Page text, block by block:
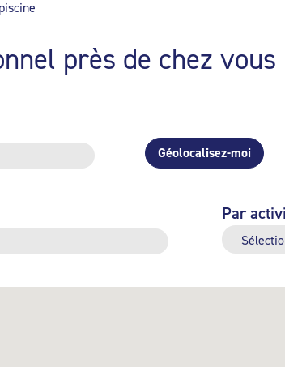
près de chez vous
Géolocalisez-moi
Par